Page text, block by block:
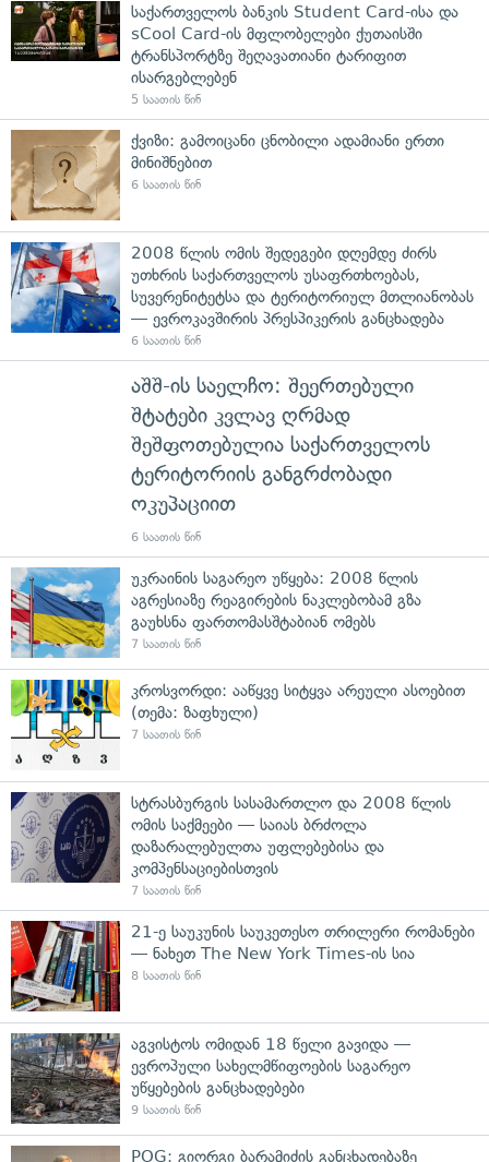
საქართველოს ბანკის Student Card-ისა და
sCool Card-ის მფლობელები ქუთაისში
ტრანსპორტზე შეღავათიანი ტარიფით
ისარგებლებენ
5 საათის წინ
ქვიზი: გამოიცანი ცნობილი ადამიანი ერთი
მინიშნებით
6 საათის წინ
2008 წლის ომის შედეგები დღემდე ძირს
უთხრის საქართველოს უსაფრთხოებას,
სუვერენიტეტსა და ტერიტორიულ მთლიანობას
— ევროკავშირის პრესპიკერის განცხადება
6 საათის წინ
აშშ-ის საელჩო: შეერთებული
შტატები კვლავ ღრმად
შეშფოთებულია საქართველოს
ტერიტორიის განგრძობადი
ოკუპაციით
6 საათის წინ
უკრაინის საგარეო უწყება: 2008 წლის
აგრესიაზე რეაგირების ნაკლებობამ გზა
გაუხსნა ფართომასშტაბიან ომებს
7 საათის წინ
კროსვორდი: ააწყვე სიტყვა არეული ასოებით
(თემა: ზაფხული)
7 საათის წინ
სტრასბურგის სასამართლო და 2008 წლის
ომის საქმეები — საიას ბრძოლა
დაზარალებულთა უფლებებისა და
კომპენსაციებისთვის
7 საათის წინ
21-ე საუკუნის საუკეთესო თრილერი რომანები
— ნახეთ The New York Times-ის სია
8 საათის წინ
აგვისტოს ომიდან 18 წელი გავიდა —
ევროპული სახელმწიფოების საგარეო
უწყებების განცხადებები
9 საათის წინ
POG: გიორგი ბარამიძის განცხადებაზე